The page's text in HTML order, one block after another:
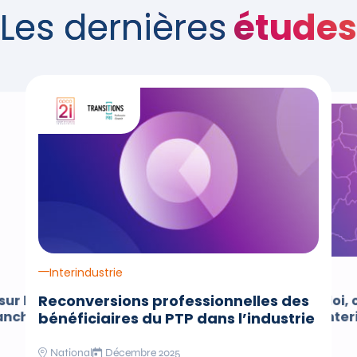
Les dernièresétudes
de l'étude Enquête portant sur le devenir des certifiés de la
le devenir des
de la Chimie
Interindustrie
Reconversions professionnelles des
bénéficiaires du PTP dans l’industrie
National Décembre 2025
Panorama emploi,
formation de